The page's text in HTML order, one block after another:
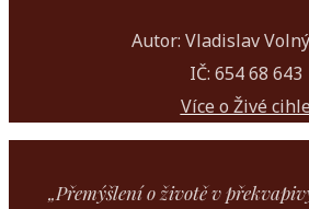
Autor: Vladislav
IČ: 654 68 643
Více o Živé cihle
„Přemýšlení o životě v